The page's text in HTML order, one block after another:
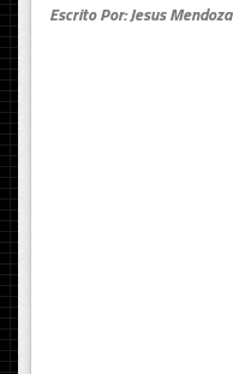
Escrito Por: Jesus Mendoza